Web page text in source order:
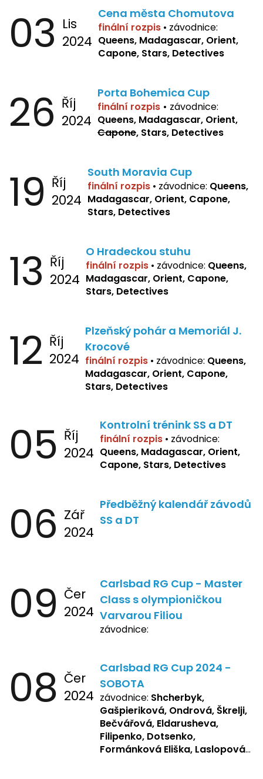
03 Lis
2024
Cena města Chomutova
finální rozpis • závodnice:
Queens, Madagascar, Orient,
Capone, Stars, Detectives
26 Říj
2024
Porta Bohemica Cup
finální rozpis • závodnice:
Queens, Madagascar, Orient,
Capone, Stars, Detectives
19 Říj
2024
South Moravia Cup
finální rozpis • závodnice: Queens,
Madagascar, Orient, Capone,
Stars, Detectives
13 Říj
2024
O Hradeckou stuhu
finální rozpis • závodnice: Queens,
Madagascar, Orient, Capone,
Stars, Detectives
12 Říj
2024
Plzeňský pohár a Memoriál J.
Krocové
finální rozpis • závodnice: Queens,
Madagascar, Orient, Capone,
Stars, Detectives
05 Říj
2024
Kontrolní trénink SS a DT
finální rozpis • závodnice:
Queens, Madagascar, Orient,
Capone, Stars, Detectives
06 Zář
2024
Předběžný kalendář závodů
SS a DT
09 Čer
2024
Carlsbad RG Cup - Master
Class s olympioničkou
Varvarou Filiou
závodnice:
08 Čer
2024
Carlsbad RG Cup 2024 -
SOBOTA
závodnice: Shcherbyk,
Gašpieriková, Ondrová, Škrelji,
Bečvářová, Eldarusheva,
Filipenko, Dotsenko,
Formánková Eliška, Laslopová